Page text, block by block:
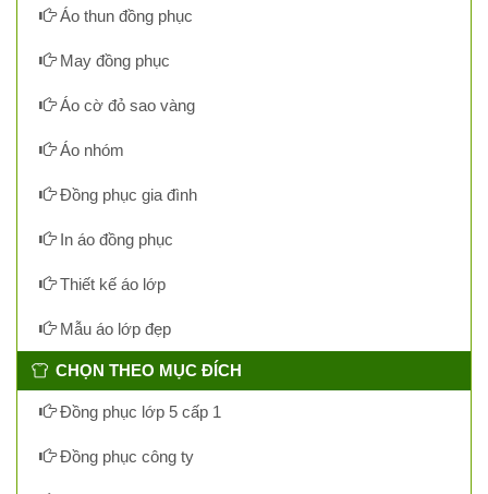
Áo thun đồng phục
May đồng phục
Áo cờ đỏ sao vàng
Áo nhóm
Đồng phục gia đình
In áo đồng phục
Thiết kế áo lớp
Mẫu áo lớp đẹp
CHỌN THEO MỤC ĐÍCH
Đồng phục lớp 5 cấp 1
Đồng phục công ty